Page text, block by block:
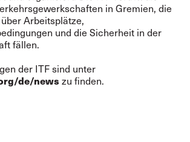
in Gremien, die
Arbeitsplätze,
und die Sicherheit in der
fällen.
der ITF sind unter
de/news zu finden.